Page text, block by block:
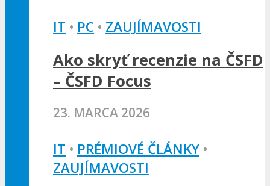
IT • PC • ZAUJÍMAVOSTI
Ako skryť recenzie na ČSFD
– ČSFD Focus
23. MARCA 2026
IT • PRÉMIOVÉ ČLÁNKY •
ZAUJÍMAVOSTI